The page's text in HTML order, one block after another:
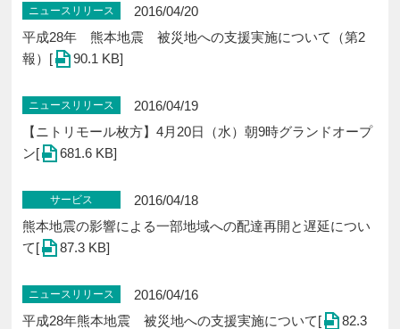
ニュースリリース
2016/04/20
平成28年 熊本地震 被災地への支援実施について（第2
報）[
90.1 KB]
ニュースリリース
2016/04/19
【ニトリモール枚方】4月20日（水）朝9時グランドオープ
ン[
681.6 KB]
サービス
2016/04/18
熊本地震の影響による一部地域への配達再開と遅延につい
て[
87.3 KB]
ニュースリリース
2016/04/16
平成28年熊本地震 被災地への支援実施について[
82.3